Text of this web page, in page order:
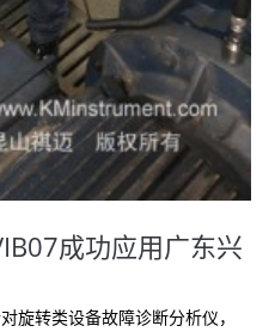
成功应用广东兴
旋转类设备故障诊断分析仪，